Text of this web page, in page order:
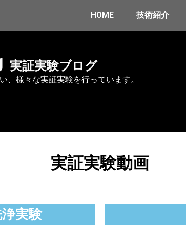
HOME 技術紹介
実証実験ブログ
、様々な実証実験を行っています。
実証実験動画
実験